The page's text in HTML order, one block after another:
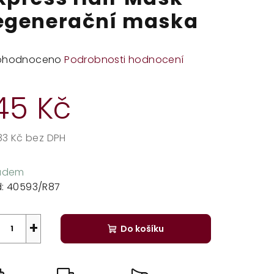
maska
Podrobnosti hodnocení
Kč
Kč bez DPH
40593/R87
+ Do košíku